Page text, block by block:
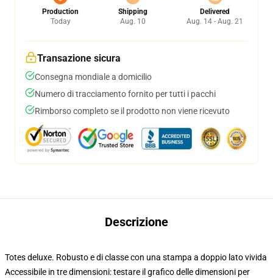
Production
Today
Shipping
Aug. 10
Delivered
Aug. 14 - Aug. 21
Transazione sicura
Consegna mondiale a domicilio
Numero di tracciamento fornito per tutti i pacchi
Rimborso completo se il prodotto non viene ricevuto
Descrizione
Totes deluxe. Robusto e di classe con una stampa a doppio lato vivida
Accessibile in tre dimensioni: testare il grafico delle dimensioni per